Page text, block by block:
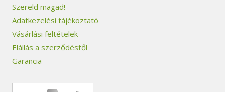
Szereld magad!
Adatkezelési tájékoztató
Vásárlási feltételek
Elállás a szerződéstől
Garancia